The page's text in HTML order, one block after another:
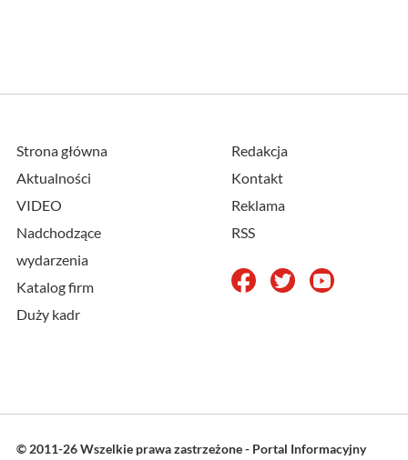
Strona główna
Aktualności
VIDEO
Nadchodzące
wydarzenia
Katalog firm
Duży kadr
Redakcja
Kontakt
Reklama
RSS
© 2011-26 Wszelkie prawa zastrzeżone - Portal Informacyjny